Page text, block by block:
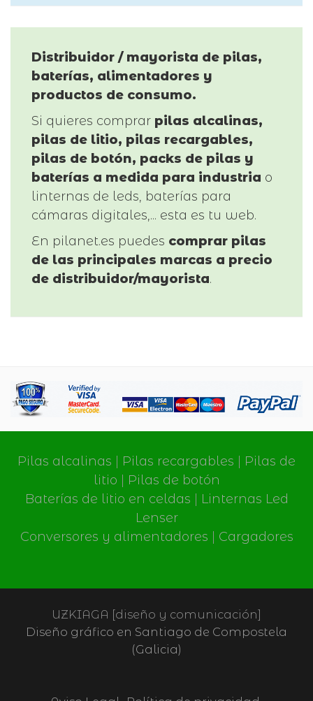
Distribuidor / mayorista de pilas,
baterías, alimentadores y
productos de consumo.
Si quieres comprar pilas alcalinas,
pilas de litio, pilas recargables,
pilas de botón, packs de pilas y
baterías a medida para industria o
linternas de leds, baterías para
cámaras digitales,... esta es tu web.
En pilanet.es puedes comprar pilas
de las principales marcas a precio
de distribuidor/mayorista.
Pilas alcalinas Pilas recargables
Pilas de
litio
Pilas de botón
Baterías de litio en celdas
Linternas Led
Lenser
Conversores y alimentadores
Cargadores
UZKIAGA [diseño y comunicación]
Diseño gráfico en Santiago de Compostela
(Galicia)